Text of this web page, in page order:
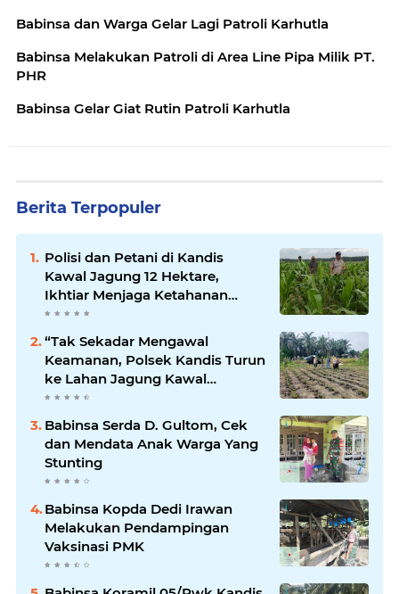
Babinsa dan Warga Gelar Lagi Patroli Karhutla
Babinsa Melakukan Patroli di Area Line Pipa Milik PT.
PHR
Babinsa Gelar Giat Rutin Patroli Karhutla
Berita Terpopuler
Polisi dan Petani di Kandis
Kawal Jagung 12 Hektare,
Ikhtiar Menjaga Ketahanan
Pangan
“Tak Sekadar Mengawal
Keamanan, Polsek Kandis Turun
ke Lahan Jagung Kawal
Ketahanan Pangan
Babinsa Serda D. Gultom, Cek
dan Mendata Anak Warga Yang
Stunting
Babinsa Kopda Dedi Irawan
Melakukan Pendampingan
Vaksinasi PMK